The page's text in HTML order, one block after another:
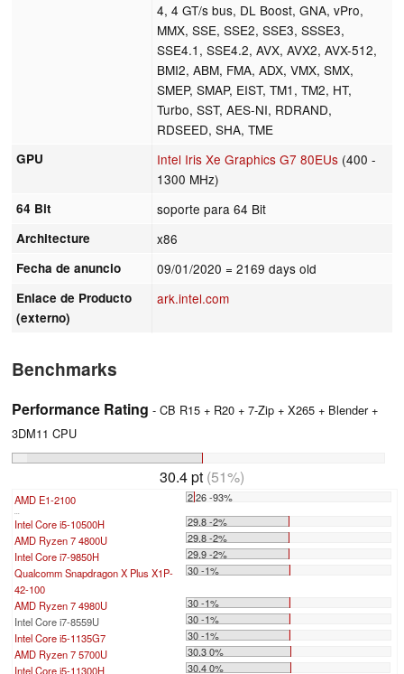
4, 4 GT/s bus, DL Boost, GNA, vPro,
MMX, SSE, SSE2, SSE3, SSSE3,
SSE4.1, SSE4.2, AVX, AVX2, AVX-512,
BMI2, ABM, FMA, ADX, VMX, SMX,
SMEP, SMAP, EIST, TM1, TM2, HT,
Turbo, SST, AES-NI, RDRAND,
RDSEED, SHA, TME
GPU Intel Iris Xe Graphics G7 80EUs (400 -
1300 MHz)
64 Bit soporte para 64 Bit
Architecture x86
Fecha de anuncio 09/01/2020 = 2169 days old
Enlace de Producto
(externo)
ark.intel.com
Benchmarks
Performance Rating - CB R15 + R20 + 7-Zip + X265 + Blender +
3DM11 CPU
30.4 pt (51%)
AMD E1-2100 2.26 -93%
Intel Core i5-10500H
29.8 -2%
AMD Ryzen 7 4800U
29.8 -2%
Intel Core i7-9850H
29.9 -2%
Qualcomm Snapdragon X Plus X1P-
42-100
30 -1%
AMD Ryzen 7 4980U
30 -1%
Intel Core i7-8559U
30 -1%
Intel Core i5-1135G7
30 -1%
AMD Ryzen 7 5700U
30.3 0%
Intel Core i5-11300H
30.4 0%